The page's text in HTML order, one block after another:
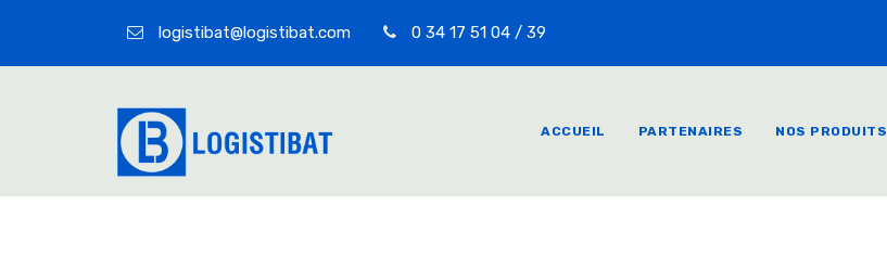
logistibat@logistibat.com 0 34 17 51 04 / 39
ACCUEIL PARTENAIRES NOS PRODUITS